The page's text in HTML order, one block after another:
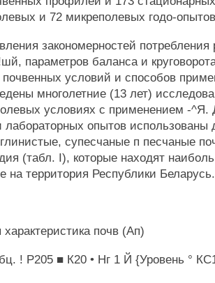
и 72 микреполевых годо-
закономерностей потребления
параметров баланса и
условий и способов
многолетние (13 лет)
условиях с применением -^Я.
лабораторных опытов использованы
супесчаные п песчаные
(табл. I), которые находят
на территория Республики Беларусь.
почв (Ап)
! Р205 ■ К20 • Нг 1 Й {Уровень °